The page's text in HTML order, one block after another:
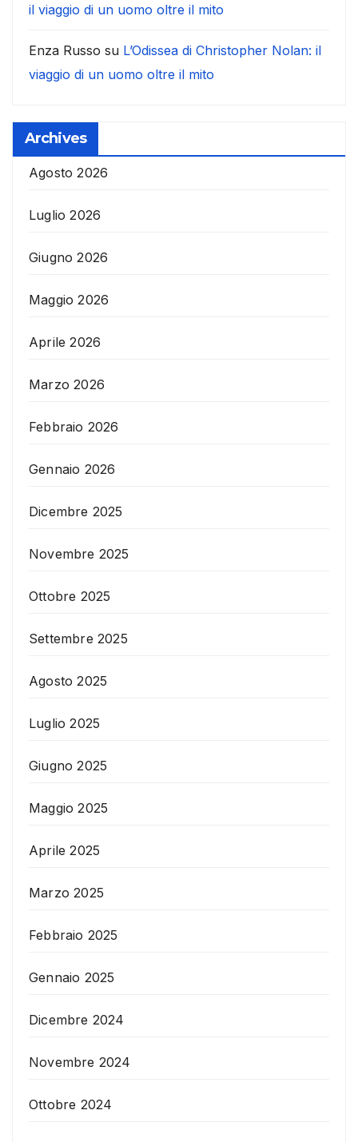
il viaggio di un uomo oltre il mito
Enza Russo su L’Odissea di Christopher Nolan: il
viaggio di un uomo oltre il mito
Archives
Agosto 2026
Luglio 2026
Giugno 2026
Maggio 2026
Aprile 2026
Marzo 2026
Febbraio 2026
Gennaio 2026
Dicembre 2025
Novembre 2025
Ottobre 2025
Settembre 2025
Agosto 2025
Luglio 2025
Giugno 2025
Maggio 2025
Aprile 2025
Marzo 2025
Febbraio 2025
Gennaio 2025
Dicembre 2024
Novembre 2024
Ottobre 2024